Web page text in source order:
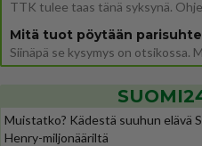
Mitä tuot pöytään
Muistatko? Kädestä suuhun elävä
Henry-miljonääriltä